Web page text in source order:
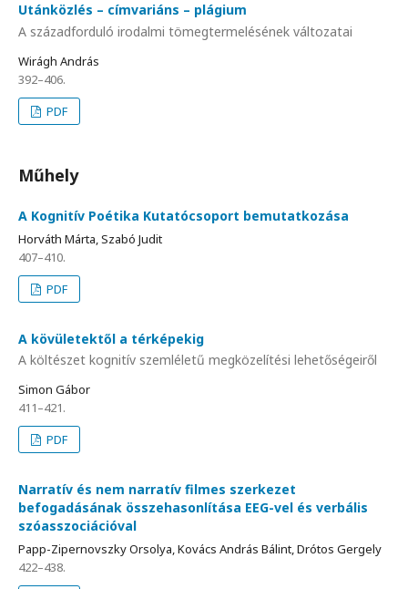
Utánközlés – címvariáns – plágium
A századforduló irodalmi tömegtermelésének változatai
Wirágh András
392–406.
PDF
Műhely
A Kognitív Poétika Kutatócsoport bemutatkozása
Horváth Márta, Szabó Judit
407–410.
PDF
A kövületektől a térképekig
A költészet kognitív szemléletű megközelítési lehetőségeiről
Simon Gábor
411–421.
PDF
Narratív és nem narratív filmes szerkezet
befogadásának összehasonlítása EEG-vel és verbális
szóasszociációval
Papp-Zipernovszky Orsolya, Kovács András Bálint, Drótos Gergely
422–438.